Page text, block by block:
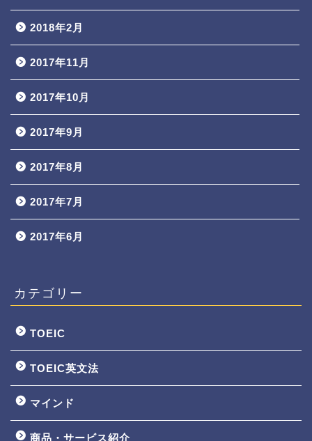
2018年2月
2017年11月
2017年10月
2017年9月
2017年8月
2017年7月
2017年6月
カテゴリー
TOEIC
TOEIC英文法
マインド
商品・サービス紹介